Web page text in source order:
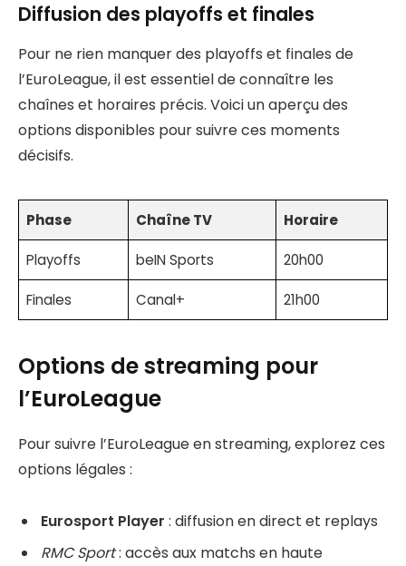
Diffusion des playoffs et finales
Pour ne rien manquer des playoffs et finales de
l’EuroLeague, il est essentiel de connaître les
chaînes et horaires précis. Voici un aperçu des
options disponibles pour suivre ces moments
décisifs.
Phase Chaîne TV Horaire
Playoffs beIN Sports 20h00
Finales Canal+ 21h00
Options de streaming pour
l’EuroLeague
Pour suivre l’EuroLeague en streaming, explorez ces
options légales :
Eurosport Player : diffusion en direct et replays
RMC Sport: accès aux matchs en haute